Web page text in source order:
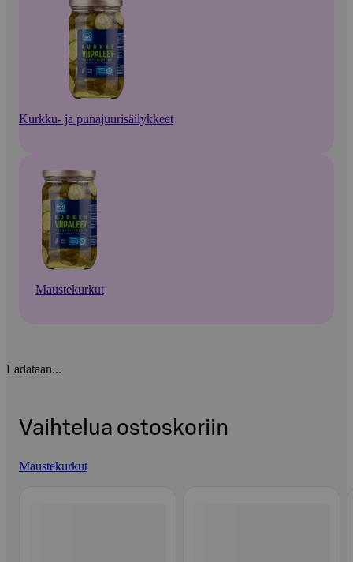
Kurkku- ja punajuurisäilykkeet
Maustekurkut
Ladataan...
Vaihtelua ostoskoriin
Maustekurkut